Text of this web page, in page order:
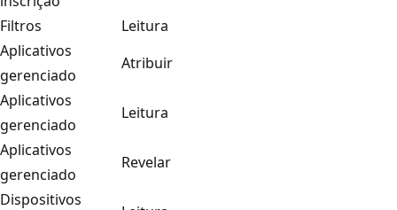
Filtros
Leitura
Aplicativos
gerenciado
Atribuir
Aplicativos
gerenciado
Leitura
Aplicativos
gerenciado
Revelar
Dispositivos